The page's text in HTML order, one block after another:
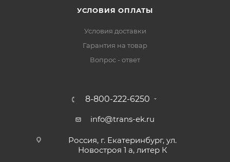
УСЛОВИЯ ОПЛАТЫ
Условия доставки
Гарантия на товар
Вопрос - ответ
8-800-222-6250
info@trans-ek.ru
Россия, г. Екатеринбург, ул.
Новостроя 1 а, литер К